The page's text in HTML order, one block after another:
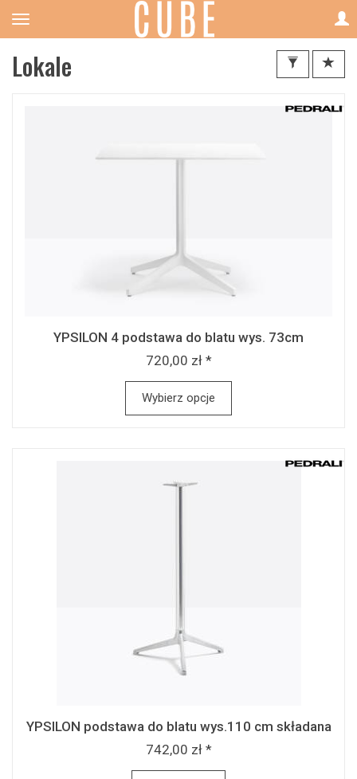
Lokale
YPSILON 4 podstawa do blatu wys. 73cm
720,00 zł *
Wybierz opcje
YPSILON podstawa do blatu wys.110 cm składana
742,00 zł *